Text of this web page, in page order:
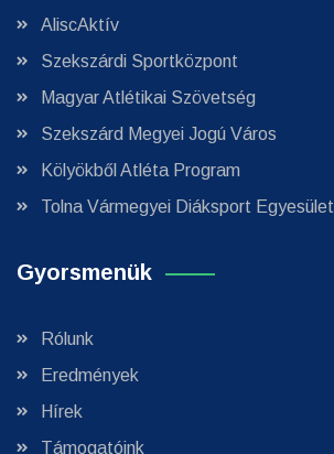
AliscAktív
Szekszárdi Sportközpont
Magyar Atlétikai Szövetség
Szekszárd Megyei Jogú Város
Kölyökből Atléta Program
Tolna Vármegyei Diáksport Egyesület
Gyorsmenük
Rólunk
Eredmények
Hírek
Támogatóink